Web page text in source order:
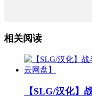
相关阅读
【SLG/汉化】